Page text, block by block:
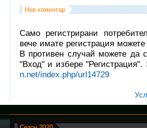
Нов коментар
Само регистрирани
вече имате регистрация
В противен случай можете да
"Вход" и избере
n.net/index.php/url14729